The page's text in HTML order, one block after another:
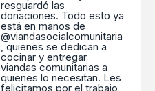
resguardó las
donaciones. Todo esto ya
está en manos de
@viandasocialcomunitaria
, quienes se dedican a
cocinar y entregar
viandas comunitarias a
quienes lo necesitan. Les
felicitamos por el trabajo,